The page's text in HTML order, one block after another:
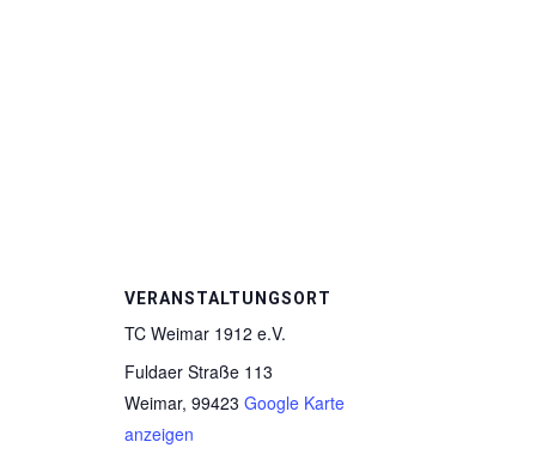
VERANSTALTUNGSORT
TC Weimar 1912 e.V.
Fuldaer Straße 113
Weimar, 99423 Google Karte
anzeigen